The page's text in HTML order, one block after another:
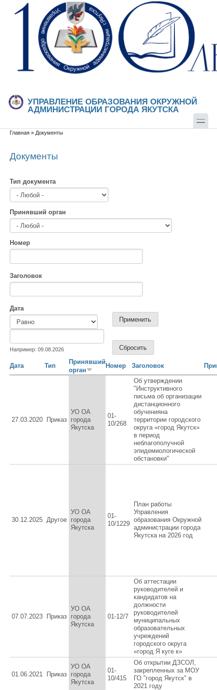
Перейти к основному содержанию
Skip to search
УПРАВЛЕНИЕ ОБРАЗОВАНИЯ ОКРУЖНОЙ
АДМИНИСТРАЦИИ ГОРОДА ЯКУТСКА
Вы здесь
Главная » Документы
Документы
Тип документа
Принявший орган
Номер
Заголовок
Дата
Например: 09.08.2026
Дата Тип
Принявший
орган
Номер Заголовок
27.03.2020 Приказ
УО ОА
города
Якутска
01-
10/268
Об утверждении
"Инструктивного
письма об организации
дистанционного
обученияна
территории городского
округа «город Якутск»
в период
неблагополучной
эпидемиологической
обстановки"
30.12.2025 Другое
УО ОА
города
Якутска
01-
10/1229
План работы
Управления
образования Окружной
администрации города
Якутска на 2026 год
07.07.2023 Приказ
УО ОА
города
Якутска
01-12/7
Об аттестации
руководителей и
кандидатов на
должности
руководителей
муниципальных
образовательных
учреждений
городского округа
«город Я куге к»
01.06.2021 Приказ
УО ОА
города
Якутска
01-
10/415
Об открытии ДЗСОЛ,
закрепленных за МОУ
ГО "город Якутск" в
2021 году